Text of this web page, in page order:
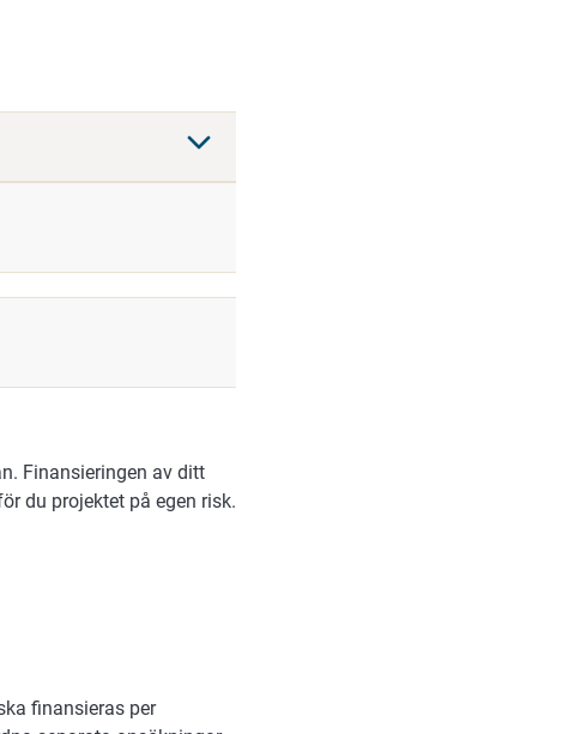
Finansieringen av ditt
du projektet på egen risk.
finansieras per